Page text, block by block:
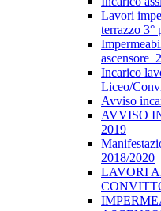
Lavori
terrazzo 3°
Incarico
Liceo/
Avviso
AVVISO
2019
2018/2020
LAVORI